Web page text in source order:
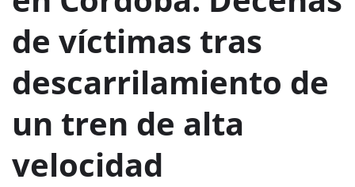
de víctimas tras
descarrilamiento de
un tren de alta
velocidad